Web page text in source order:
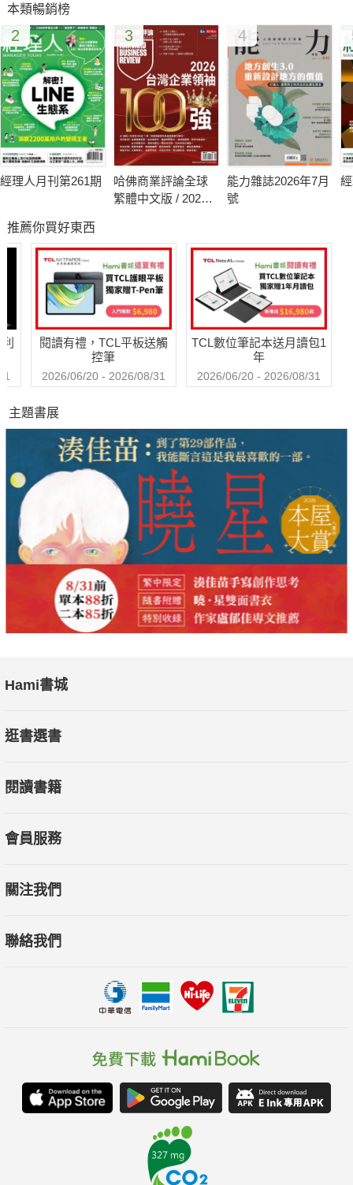
本類暢銷榜
2
經理人月刊第261期
3
哈佛商業評論全球
繁體中文版 / 2026
4
能力雜誌2026年7月
號
推薦你買好東西
閱讀有禮，TCL平板送觸
控筆
2026/06/20 - 2026/08/31
TCL數位筆記本送月讀包1
年
2026/06/20 - 2026/08/31
主題書展
Hami書城
逛書選書
閱讀書籍
會員服務
關注我們
聯絡我們